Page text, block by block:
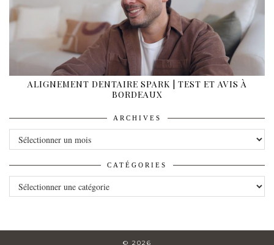
ALIGNEMENT DENTAIRE SPARK | TEST ET AVIS À
BORDEAUX
ARCHIVES
ARCHIVES
CATÉGORIES
CATÉGORIES
© 2026